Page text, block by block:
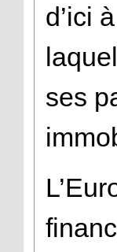
d’ici
ses